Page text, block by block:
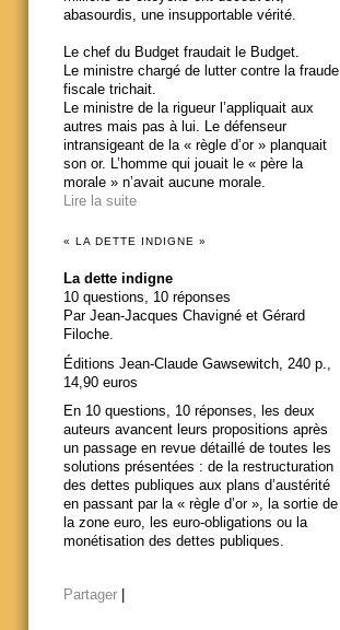
abasourdis, une insupportable vérité.
Le chef du Budget fraudait le Budget.
Le ministre chargé de lutter contre la fraude
fiscale trichait.
Le ministre de la rigueur l’appliquait aux
autres mais pas à lui. Le défenseur
intransigeant de la « règle d’or » planquait
son or. L’homme qui jouait le « père la
morale » n’avait aucune morale.
Lire la suite
« LA DETTE INDIGNE »
La dette indigne
10 questions, 10 réponses
Par Jean-Jacques Chavigné et Gérard
Filoche.
Éditions Jean-Claude Gawsewitch, 240 p.,
14,90 euros
En 10 questions, 10 réponses, les deux
auteurs avancent leurs propositions après
un passage en revue détaillé de toutes les
solutions présentées : de la restructuration
des dettes publiques aux plans d’austérité
en passant par la « règle d’or », la sortie de
la zone euro, les euro-obligations ou la
monétisation des dettes publiques.
Partager